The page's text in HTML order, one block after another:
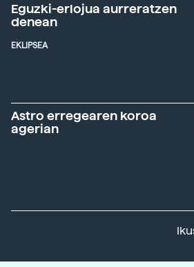
Eguzki-erlojua aurreratzen
denean
EKLIPSEA
Astro erregearen koroa
agerian